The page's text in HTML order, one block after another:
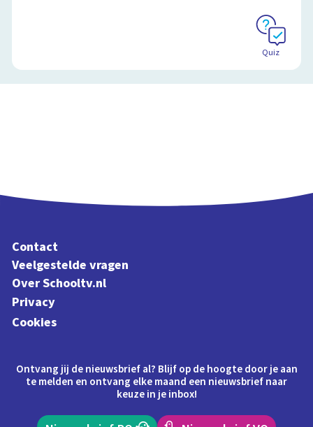
Quiz
Contact
Veelgestelde vragen
Over Schooltv.nl
Privacy
Cookies
Ontvang jij de nieuwsbrief al? Blijf op de hoogte door je aan
te melden en ontvang elke maand een nieuwsbrief naar
keuze in je inbox!